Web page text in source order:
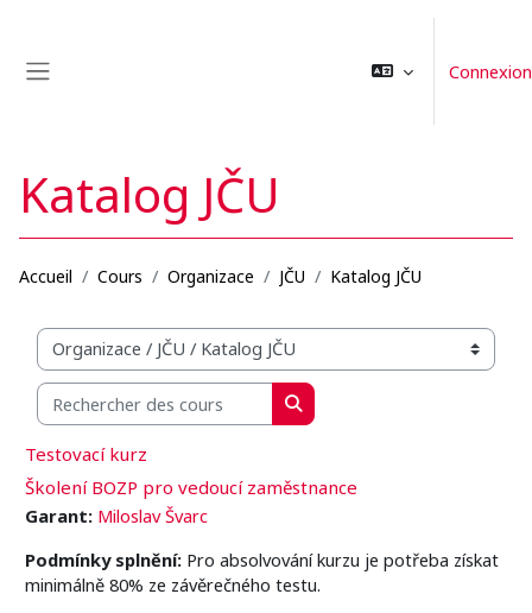
Connexion
Katalog JČU
Accueil Cours Organizace JČU Katalog JČU
Catégories de cours
Rechercher des cours
Rechercher des cours
Testovací kurz
Školení BOZP pro vedoucí zaměstnance
Garant: Miloslav Švarc
Podmínky splnění: Pro absolvování kurzu je potřeba získat
minimálně 80% ze závěrečného testu.